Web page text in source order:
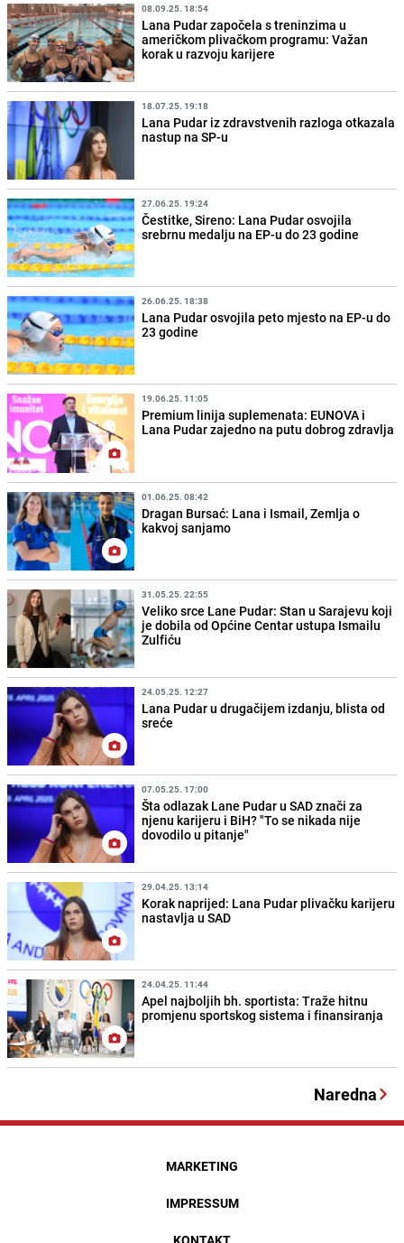
08.09.25. 18:54
Lana Pudar započela s treninzima u
američkom plivačkom programu: Važan
korak u razvoju karijere
18.07.25. 19:18
Lana Pudar iz zdravstvenih razloga otkazala
nastup na SP-u
27.06.25. 19:24
Čestitke, Sireno: Lana Pudar osvojila
srebrnu medalju na EP-u do 23 godine
26.06.25. 18:38
Lana Pudar osvojila peto mjesto na EP-u do
23 godine
19.06.25. 11:05
Premium linija suplemenata: EUNOVA i
Lana Pudar zajedno na putu dobrog zdravlja
01.06.25. 08:42
Dragan Bursać: Lana i Ismail, Zemlja o
kakvoj sanjamo
31.05.25. 22:55
Veliko srce Lane Pudar: Stan u Sarajevu koji
je dobila od Općine Centar ustupa Ismailu
Zulfiću
24.05.25. 12:27
Lana Pudar u drugačijem izdanju, blista od
sreće
07.05.25. 17:00
Šta odlazak Lane Pudar u SAD znači za
njenu karijeru i BiH? "To se nikada nije
dovodilo u pitanje"
29.04.25. 13:14
Korak naprijed: Lana Pudar plivačku karijeru
nastavlja u SAD
24.04.25. 11:44
Apel najboljih bh. sportista: Traže hitnu
promjenu sportskog sistema i finansiranja
Naredna
MARKETING
IMPRESSUM